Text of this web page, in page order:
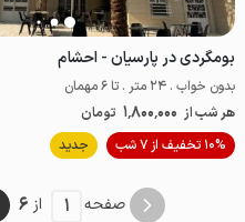
موقعیت در نقشه
بومگردی در پارسیان - احشام
بدون خواب . 24 متر . تا 6 مهمان
هر شب از 1٬800٬000 تومان
10% تخفیف از 7 شب
جدید
صفحه 1 از 6